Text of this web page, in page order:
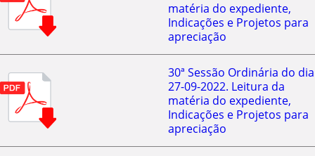
matéria do expediente,
Indicações e Projetos para
apreciação
30ª Sessão Ordinária do dia
27-09-2022. Leitura da
matéria do expediente,
Indicações e Projetos para
apreciação